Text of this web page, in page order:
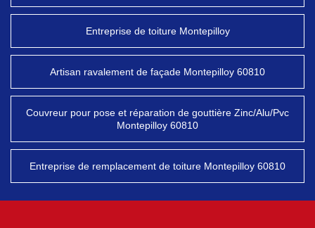
Entreprise de toiture Montepilloy
Artisan ravalement de façade Montepilloy 60810
Couvreur pour pose et réparation de gouttière Zinc/Alu/Pvc
Montepilloy 60810
Entreprise de remplacement de toiture Montepilloy 60810